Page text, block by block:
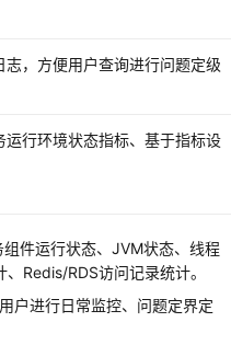
志，方便用户查询进行问题定级
运行环境状态指标、基于指标设
组件运行状态、JVM状态、线程
Redis/RDS访问记录统计。
户进行日常监控、问题定界定